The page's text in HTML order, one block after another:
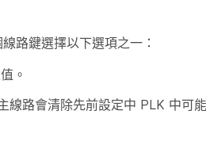
路鍵選擇以下選項之一：
。
線路會清除先前設定中 PLK 中可